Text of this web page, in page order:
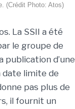
(Crédit Photo: Atos)
La SSII a été
le groupe de
publication d’une
date limite de
pas plus de
il fournit un